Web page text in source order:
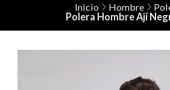
Inicio Hombre
Polera Hombre Ají